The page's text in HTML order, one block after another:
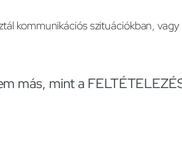
kommunikációs szituációkban,
más, mint a